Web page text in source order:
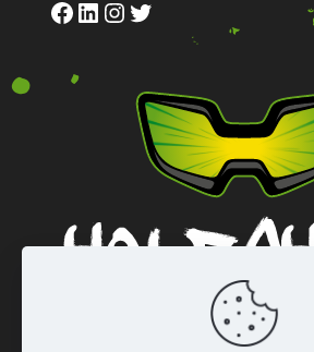
Facebook
LinkedIn
Instagram
Twitter